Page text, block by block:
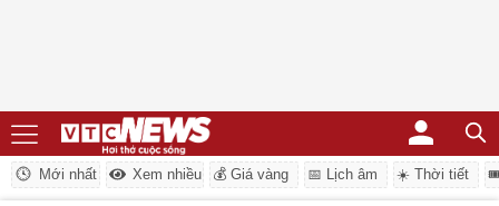
Mới nhất Xem nhiều 💰 Giá vàng 📅 Lịch âm ☀️ Thời tiết